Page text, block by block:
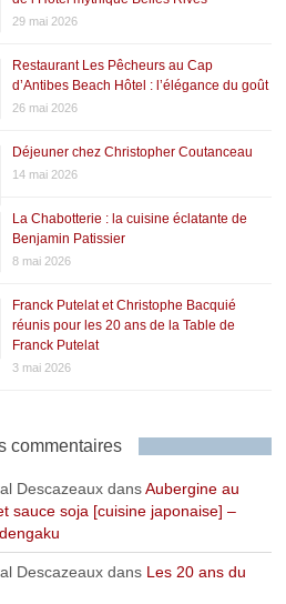
29 mai 2026
Restaurant Les Pêcheurs au Cap
d’Antibes Beach Hôtel : l’élégance du goût
26 mai 2026
Déjeuner chez Christopher Coutanceau
14 mai 2026
La Chabotterie : la cuisine éclatante de
Benjamin Patissier
8 mai 2026
Franck Putelat et Christophe Bacquié
réunis pour les 20 ans de la Table de
Franck Putelat
3 mai 2026
commentaires
DescazeauxdansAubergine au
sauce soja [cuisine japonaise] –
Descazeauxdans Les 20 ans du